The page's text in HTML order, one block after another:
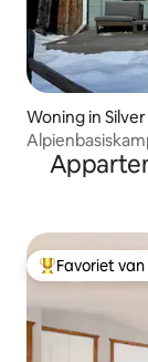
Woning in
Topfavoriet
Favoriet